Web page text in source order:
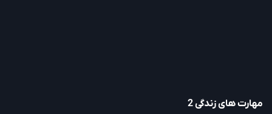
مهارت‌ های زندگی 2